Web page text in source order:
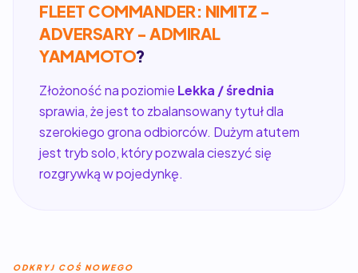
FLEET COMMANDER: NIMITZ -
ADVERSARY - ADMIRAL
YAMAMOTO?
Złożoność na poziomie Lekka / średnia
sprawia, że jest to zbalansowany tytuł dla
szerokiego grona odbiorców. Dużym atutem
jest tryb solo, który pozwala cieszyć się
rozgrywką w pojedynkę.
ODKRYJ COŚ NOWEGO